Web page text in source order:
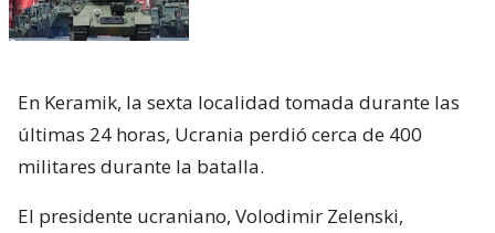
En Keramik, la sexta localidad tomada durante las
últimas 24 horas, Ucrania perdió cerca de 400
militares durante la batalla.
El presidente ucraniano, Volodimir Zelenski,